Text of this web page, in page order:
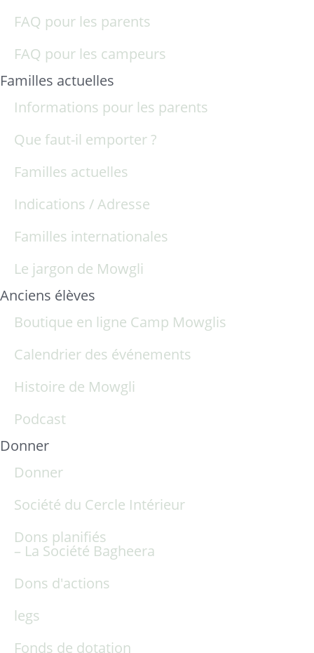
FAQ pour les parents
FAQ pour les campeurs
Familles actuelles
Informations pour les parents
Que faut-il emporter ?
Familles actuelles
Indications / Adresse
Familles internationales
Le jargon de Mowgli
Anciens élèves
Boutique en ligne Camp Mowglis
Calendrier des événements
Histoire de Mowgli
Podcast
Donner
Donner
Société du Cercle Intérieur
Dons planifiés
– La Société Bagheera
Dons d'actions
legs
Fonds de dotation